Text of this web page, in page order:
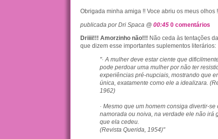
Obrigada minha amiga !! Voce abriu os meus olhos
publicada por Dri Spaca @ 00:45 0 comentários
Driiii!!! Amorzinho não!!! Não ceda às tentações
que dizem esse importantes suplementos literários:
"· A mulher deve estar ciente que
pode perdoar uma mulher por não ter
experiências pré-nupciais, mostrando que
única, exatamente como ele a idealizara.
1962)
· Mesmo que um homem consiga divertir-se
namorada ou noiva, na verdade ele não irá
que ela cedeu.
(Revista Querida, 1954)"